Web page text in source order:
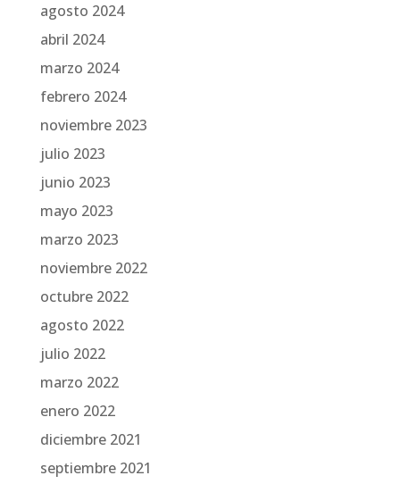
agosto 2024
abril 2024
marzo 2024
febrero 2024
noviembre 2023
julio 2023
junio 2023
mayo 2023
marzo 2023
noviembre 2022
octubre 2022
agosto 2022
julio 2022
marzo 2022
enero 2022
diciembre 2021
septiembre 2021